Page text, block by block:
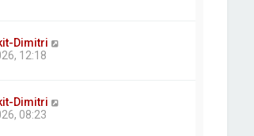
Dimitri
12:18
Dimitri
08:23